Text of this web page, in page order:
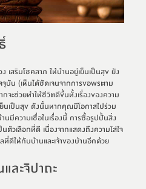
เสริมโชคลาภ ให้บ้านอยู่เย็นเป็นสุข ยัง
บัน (เห็นได้ชัดเจนจากการขอพรตาม
จะช่วยทำให้ชีวิตดีขึ้นทั้งเรื่องของความ
นเป็นสุข ดังนั้นหากคุณมีโอกาสไปร่วม
นมีความเชื่อในเรื่องนี้ การซื้อรูปปั้นสิ่ง
วเลือกที่ดี เนื่องจากแสดงถึงความใส่ใจ
ดีให้กับบ้านและเจ้าของบ้านอีกด้วย
ละจิปาถะ